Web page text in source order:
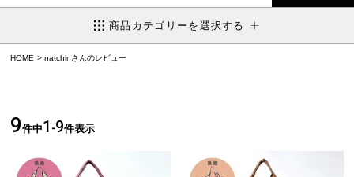
商品カテゴリーを選択する
HOME natchinさんのレビュー
9件中1 -9件表示